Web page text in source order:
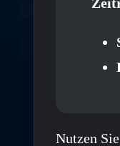
Nutzen